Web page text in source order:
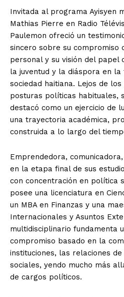
Invitada al programa Ayisyen
Mathias Pierre en Radio
Paulemon ofreció un
sincero sobre su compromiso
personal y su visión del papel
la juventud y la diáspora en
sociedad haitiana. Lejos de
posturas políticas habituales,
destacó como un ejercicio de
una trayectoria académica,
construida a lo largo del
Emprendedora,
en la etapa final de sus
con concentración en política
posee una licenciatura en
un MBA en Finanzas y una
Internacionales y Asuntos
multidisciplinario fundamenta
compromiso basado en la
instituciones, las relaciones
sociales, yendo mucho más
de cargos políticos.